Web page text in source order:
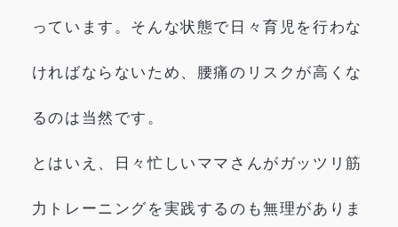
っています。そんな状態で日々育児を行わな
ければならないため、腰痛のリスクが高くな
るのは当然です。
とはいえ、日々忙しいママさんがガッツリ筋
力トレーニングを実践するのも無理がありま